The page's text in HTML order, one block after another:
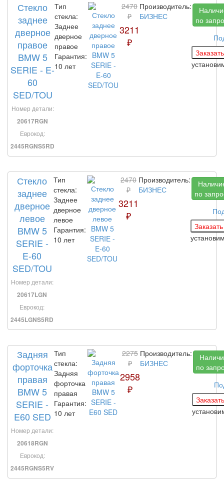
Стекло
заднее
дверное
правое
BMW 5
SERIE - E-
60
SED/TOU
Номер детали:
20617RGN
Еврокод:
2445RGNS5RD
Тип
стекла:
Заднее
дверное
правое
Гарантия:
10 лет
2470
₽
3211
₽
Производитель:
БИЗНЕС
по
Стекло
заднее
дверное
левое
BMW 5
SERIE -
E-60
SED/TOU
Номер детали:
20617LGN
Еврокод:
2445LGNS5RD
Тип
стекла:
Заднее
дверное
левое
Гарантия:
10 лет
2470
₽
3211
₽
Производитель:
БИЗНЕС
по
Задняя
форточка
правая
BMW 5
SERIE -
E60 SED
Номер детали:
20618RGN
Еврокод:
2445RGNS5RV
Тип
стекла:
Задняя
форточка
правая
Гарантия:
10 лет
2275
₽
2958
₽
Производитель:
БИЗНЕС
по